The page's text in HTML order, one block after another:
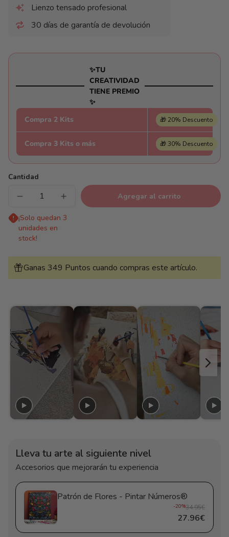
Lienzo tensado profesional
30 días de garantía de devolución
✨TU
CREATIVIDAD
TIENE PREMIO
✨
Compra 2 Kits
🎁 20% Descuento
Compra 3 Kits o más 🎁 30% Descuento
Cantidad
Reducir
para
Patrón
de
Flores
Aumentar
cantidad
para
Patrón
Agregar al carrito
¡Solo quedan 3
unidades en
stock!
Ganas 349 Puntos cuando compras este artículo.
Lleva tu arte al siguiente nivel
Accesorios que mejorarán tu experiencia
Patrón de Flores - Pintar Números®
-20%34.95€
27.96€